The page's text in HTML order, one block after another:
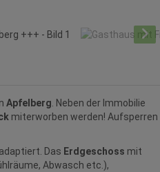
Apfelberg. Neben der Immobilie
miterworben werden! Aufsperren
Das Erdgeschoss mit
Abwasch etc.),